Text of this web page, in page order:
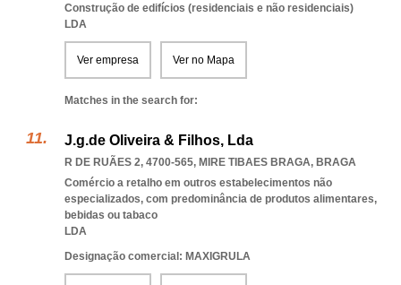
Construção de edifícios (residenciais e não residenciais)
LDA
Ver empresa Ver no Mapa
Matches in the search for:
J.g.de Oliveira & Filhos, Lda
R DE RUÃES 2, 4700-565, MIRE TIBAES BRAGA, BRAGA
Comércio a retalho em outros estabelecimentos não
especializados, com predominância de produtos alimentares,
bebidas ou tabaco
LDA
Designação comercial: MAXIGRULA